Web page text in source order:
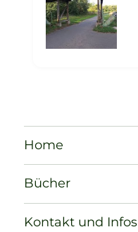
Home
Bücher
Kontakt und Infos